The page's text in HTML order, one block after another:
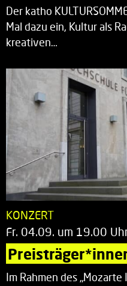
Der katho
Mal dazu ein, Kultur als
kreativen…
KONZERT
Fr. 04.09. um 19.00
Im Rahmen des